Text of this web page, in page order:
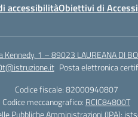
accessibilitàObiettivi di
Kennedy, 1 – 89023 LAUREANA DI
Posta elettronica
Codice fiscale: 82000940807
Codice meccanografico: RCIC84800T
Pubbliche Amministrazioni (IPA):